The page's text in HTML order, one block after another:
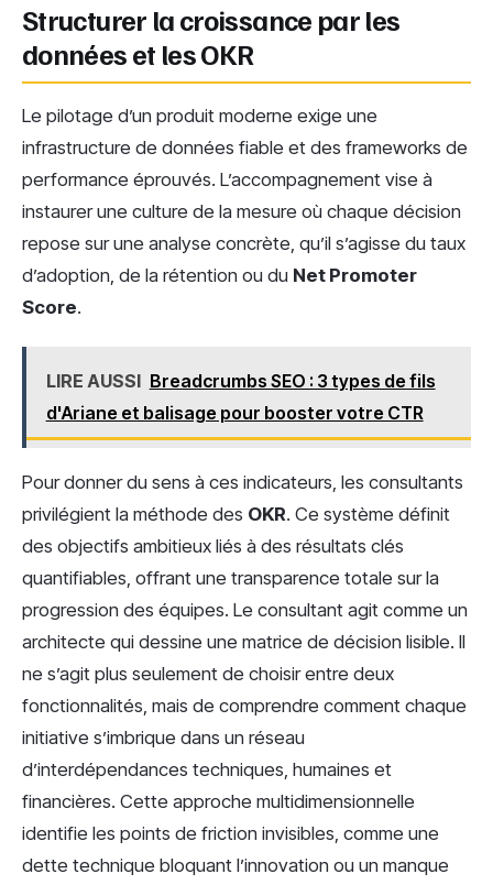
Structurer la croissance par les
données et les OKR
Le pilotage d’un produit moderne exige une
infrastructure de données fiable et des frameworks de
performance éprouvés. L’accompagnement vise à
instaurer une culture de la mesure où chaque décision
repose sur une analyse concrète, qu’il s’agisse du taux
d’adoption, de la rétention ou du Net Promoter
Score.
LIRE AUSSI Breadcrumbs SEO : 3 types de fils
d'Ariane et balisage pour booster votre CTR
Pour donner du sens à ces indicateurs, les consultants
privilégient la méthode des OKR. Ce système définit
des objectifs ambitieux liés à des résultats clés
quantifiables, offrant une transparence totale sur la
progression des équipes. Le consultant agit comme un
architecte qui dessine une matrice de décision lisible. Il
ne s’agit plus seulement de choisir entre deux
fonctionnalités, mais de comprendre comment chaque
initiative s’imbrique dans un réseau
d’interdépendances techniques, humaines et
financières. Cette approche multidimensionnelle
identifie les points de friction invisibles, comme une
dette technique bloquant l’innovation ou un manque